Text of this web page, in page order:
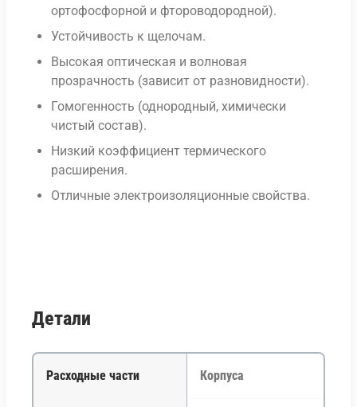
ортофосфорной и фтороводородной).
Устойчивость к щелочам.
Высокая оптическая и волновая
прозрачность (зависит от разновидности).
Гомогенность (однородный, химически
чистый состав).
Низкий коэффициент термического
расширения.
Отличные электроизоляционные свойства.
Детали
Расходные части Корпуса